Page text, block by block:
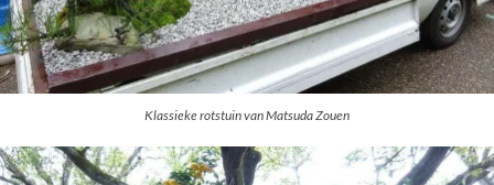
Klassieke rotstuin van Matsuda Zouen